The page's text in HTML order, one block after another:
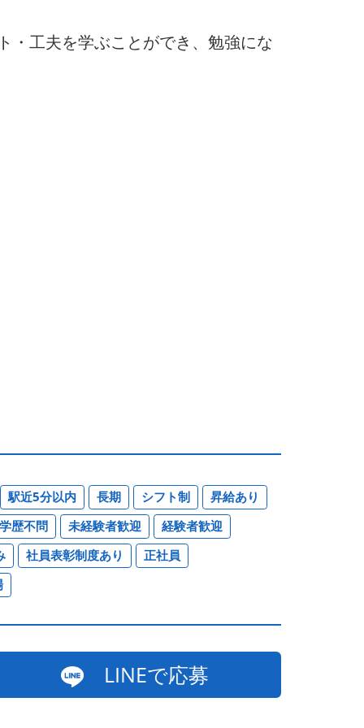
・工夫を学ぶことができ、勉強にな
駅近5分以内 長期 シフト制
昇給あり
学歴不問
未経験者歓迎
経験者歓迎
社員表彰制度あり
正社員
LINEで応募